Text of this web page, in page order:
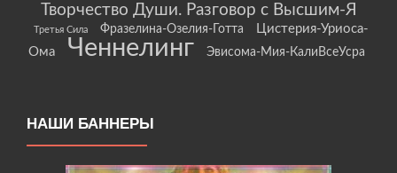
Творчество Души. Разговор с Высшим-Я
Третья Сила Фразелина-Озелия-Готта
Цистерия-Уриоса-
Ома
Ченнелинг Эвисома-Мия-КалиВсеУсра
НАШИ БАННЕРЫ